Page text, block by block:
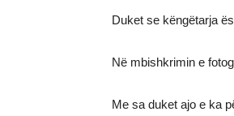
Duket se këngëtarja
Në mbishkrimin e
Me sa duket ajo e ka